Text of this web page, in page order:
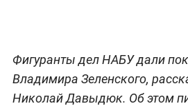
Фигуранты дел НАБУ дали
Владимира Зеленского,
Николай Давыдюк. Об этом